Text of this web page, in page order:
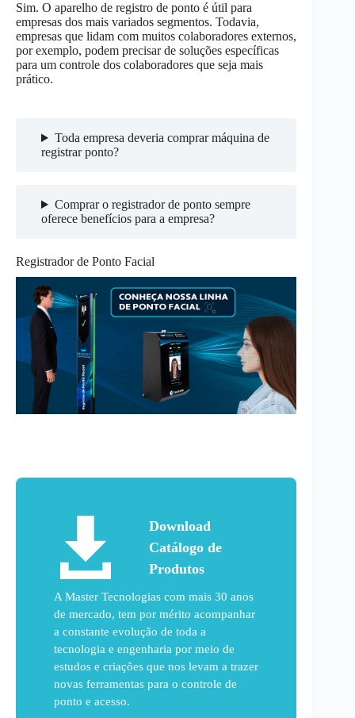
Sim. O aparelho de registro de ponto é útil para
empresas dos mais variados segmentos. Todavia,
empresas que lidam com muitos colaboradores externos,
por exemplo, podem precisar de soluções específicas
para um controle dos colaboradores que seja mais
prático.
Toda empresa deveria comprar máquina de
registrar ponto?
Comprar o registrador de ponto sempre
oferece benefícios para a empresa?
Registrador de Ponto Facial
Download
Catálogo de
Produtos
A Master Tecnologias com mais 30 anos
de mercado, tem por mérito acompanhar
a constante evolução de toda a
tecnologia e engenharia por meio de
estudos e criações que nos levam a trazer
novas ferramentas para o controle de
ponto e acesso.